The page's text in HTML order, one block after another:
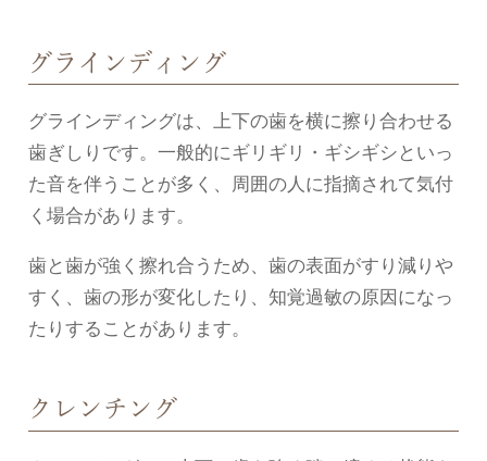
グラインディング
グラインディングは、上下の歯を横に擦り合わせる
歯ぎしりです。一般的にギリギリ・ギシギシといっ
た音を伴うことが多く、周囲の人に指摘されて気付
く場合があります。
歯と歯が強く擦れ合うため、歯の表面がすり減りや
すく、歯の形が変化したり、知覚過敏の原因になっ
たりすることがあります。
クレンチング